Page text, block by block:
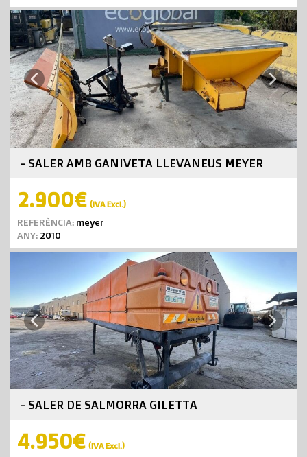
Previous Next
- SALER AMB GANIVETA LLEVANEUS MEYER
2.900€ (IVA Excl.)
REFERÈNCIA: meyer
ANY: 2010
Previous Next
- SALER DE SALMORRA GILETTA
4.950€ (IVA Excl.)